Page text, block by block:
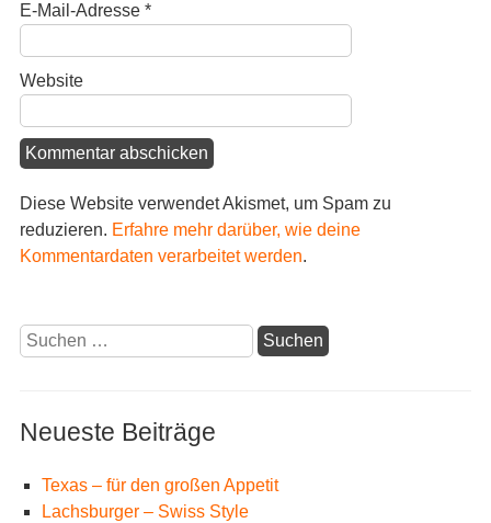
E-Mail-Adresse *
Website
Diese Website verwendet Akismet, um Spam zu
reduzieren. Erfahre mehr darüber, wie deine
Kommentardaten verarbeitet werden.
Suchen
nach:
Neueste Beiträge
Texas – für den großen Appetit
Lachsburger – Swiss Style